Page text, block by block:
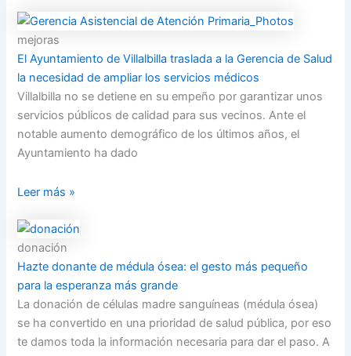
mejoras
El Ayuntamiento de Villalbilla traslada a la Gerencia de Salud
la necesidad de ampliar los servicios médicos
Villalbilla no se detiene en su empeño por garantizar unos
servicios públicos de calidad para sus vecinos. Ante el
notable aumento demográfico de los últimos años, el
Ayuntamiento ha dado
Leer más »
donación
Hazte donante de médula ósea: el gesto más pequeño
para la esperanza más grande
La donación de células madre sanguíneas (médula ósea)
se ha convertido en una prioridad de salud pública, por eso
te damos toda la información necesaria para dar el paso. A